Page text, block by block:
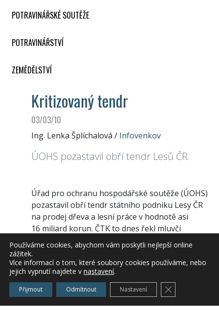
POTRAVINÁŘSKÉ SOUTĚŽE
POTRAVINÁŘSTVÍ
ZEMĚDĚLSTVÍ
Kritizovaný tendr
03/03/10
Ing. Lenka Šplíchalová / Infovenkov
ÚOHS pozastavil obří tendr Lesů ČR.
Úřad pro ochranu hospodářské soutěže (ÚOHS)
pozastavil obří tendr státního podniku Lesy ČR
na prodej dřeva a lesní práce v hodnotě asi
16 miliard korun. ČTK to dnes řekl mluvčí
státních lesů Zbyněk Boublík. Důvodem jsou
kritéria, jimiž chtěly Lesy ČR zúžit počet
uchazečů o zakázku, řekl ČTK šéf
antimonopolního úřadu Petr Rafaj. Tendr
kritizují a žádají jeho změnu či zastavení lesnické
organizace, některé politické strany a ekologové.
Používáme cookies, abychom vám poskytli nejlepší online
zážitek.
Více informací o tom, které soubory cookies používáme, nebo
jejich vypnutí najdete v nastavení.
Přijmout Odmítnout Nastavení Zavřít cookie